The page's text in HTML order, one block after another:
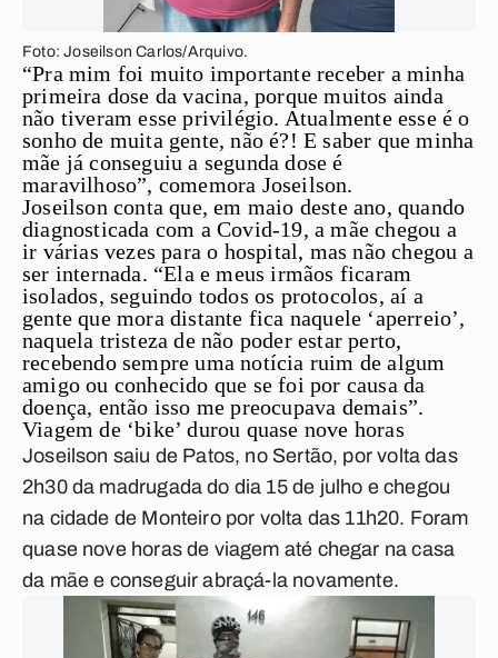
Foto: Joseilson Carlos/Arquivo.
“Pra mim foi muito importante receber a minha
primeira dose da vacina, porque muitos ainda
não tiveram esse privilégio. Atualmente esse é o
sonho de muita gente, não é?! E saber que minha
mãe já conseguiu a segunda dose é
maravilhoso”, comemora Joseilson.
Joseilson conta que, em maio deste ano, quando
diagnosticada com a Covid-19, a mãe chegou a
ir várias vezes para o hospital, mas não chegou a
ser internada. “Ela e meus irmãos ficaram
isolados, seguindo todos os protocolos, aí a
gente que mora distante fica naquele ‘aperreio’,
naquela tristeza de não poder estar perto,
recebendo sempre uma notícia ruim de algum
amigo ou conhecido que se foi por causa da
doença, então isso me preocupava demais”.
Viagem de ‘bike’ durou quase nove horas
Joseilson saiu de Patos, no Sertão, por volta das
2h30 da madrugada do dia 15 de julho e chegou
na cidade de Monteiro por volta das 11h20. Foram
quase nove horas de viagem até chegar na casa
da mãe e conseguir abraçá-la novamente.